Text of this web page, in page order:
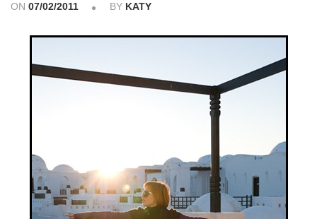
ON 07/02/2011 BY KATY